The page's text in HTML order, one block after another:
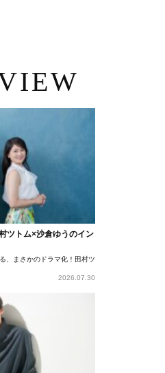
ツトム×沙倉ゆうのイン
、まさかのドラマ化！田村ツトム×沙倉ゆうのが語
2026.07.30